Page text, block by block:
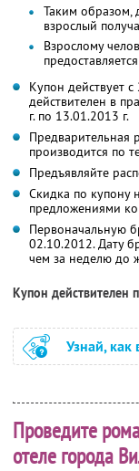
Таким образом,
взрослый
Взрослому
Купон действует
действителен в
г. по 13.01.2013 г.
Предварительная
производится по
Предъявляйте
Скидка по купону
предложениями
Первоначальную
02.10.2012. Дату
чем за неделю до
Купон действителен
Узнай, как
Проведите
отеле города